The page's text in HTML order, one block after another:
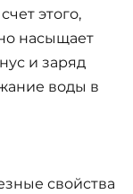
этого,
насыщает
и заряд
воды в
свойства